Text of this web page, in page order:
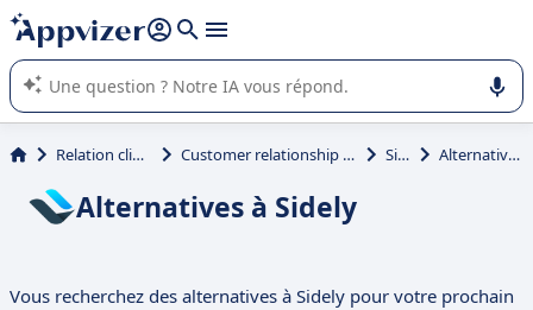
répondre (plusieurs lignes avec
L'IA de Appvizer vous guide dans l'utilisation ou la sélection de
logiciel SaaS en entreprise.
Relation client et vente Customer relationship management (CRM) Sidely Alternatives à Sidely
Alternatives à Sidely
Vous recherchez des alternatives à Sidely pour votre prochain